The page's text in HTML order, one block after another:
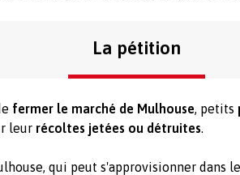
La pétition
fermer le marché de Mulhouse, petits
leur récoltes jetées ou détruites.
qui peut s'approvisionner dans